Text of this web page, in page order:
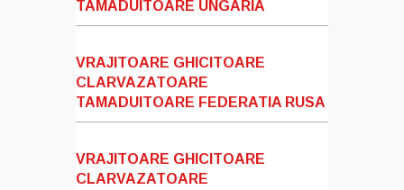
TAMADUITOARE UNGARIA
VRAJITOARE GHICITOARE
CLARVAZATOARE
TAMADUITOARE FEDERATIA RUSA
VRAJITOARE GHICITOARE
CLARVAZATOARE